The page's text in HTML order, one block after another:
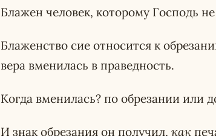
Блажен человек, которому Господь
Блаженство сие относится к
вера вменилась в праведность.
Когда вменилась? по обрезании или
И знак обрезания он получил, как